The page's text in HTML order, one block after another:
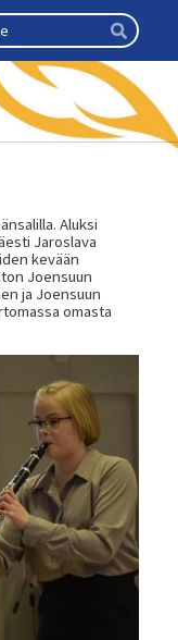
Haku
Hae
Aluksi
Jaroslava
kevään
Joensuun
ja Joensuun
omasta